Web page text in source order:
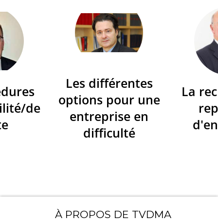
de
Les différentes
options pour une
entreprise en
difficulté
La
À PROPOS DE TVDMA